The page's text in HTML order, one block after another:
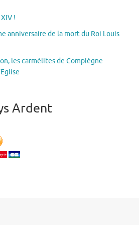
!
anniversaire de la mort du Roi Louis
les carmélites de Compiègne
Ardent